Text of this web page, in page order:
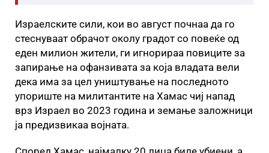
Израелските сили, кои во август почнаа да го
стеснуваат обрачот околу градот со повеќе од
еден милион жители, ги игнорираа повиците за
запирање на офанзивата за која владата вели
дека има за цел уништување на последното
упориште на милитантите на Хамас чиј напад
врз Израел во 2023 година и земање заложници
ја предизвикаа војната.